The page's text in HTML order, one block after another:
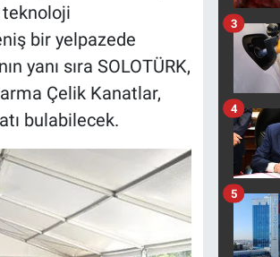
teknoloji
bir yelpazede
yanı sıra SOLOTÜRK,
Çelik Kanatlar,
bulabilecek.
3
4
5